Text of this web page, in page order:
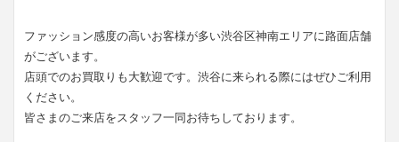
ファッション感度の高いお客様が多い渋谷区神南エリアに路面店舗
がございます。
店頭でのお買取りも大歓迎です。渋谷に来られる際にはぜひご利用
ください。
皆さまのご来店をスタッフ一同お待ちしております。